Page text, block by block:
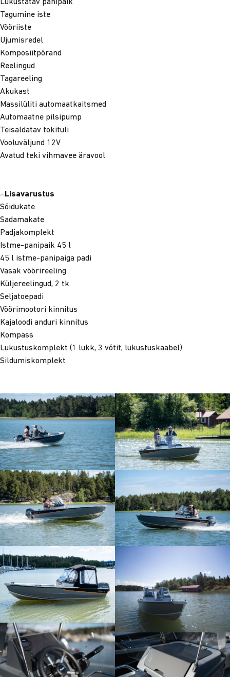
Lukustatav panipaik
Tagumine iste
Vööriiste
Ujumisredel
Komposiitpõrand
Reelingud
Tagareeling
Akukast
Massilüliti automaatkaitsmed
Automaatne pilsipump
Teisaldatav tokituli
Vooluväljund 12V
Avatud teki vihmavee äravool
Lisavarustus
Sõidukate
Sadamakate
Padjakomplekt
Istme-panipaik 45 l
45 l istme-panipaiga padi
Vasak vöörireeling
Küljereelingud, 2 tk
Seljatoepadi
Vöörimootori kinnitus
Kajaloodi anduri kinnitus
Kompass
Lukustuskomplekt (1 lukk, 3 võtit, lukustuskaabel)
Sildumiskomplekt